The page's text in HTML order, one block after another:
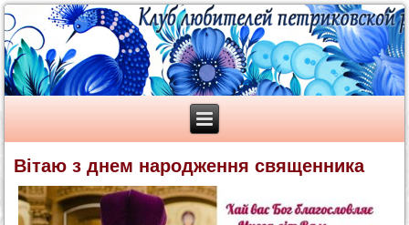
Вітаю з днем народження священника